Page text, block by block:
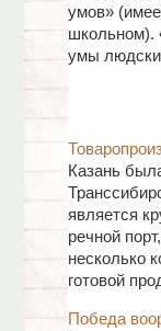
умов»
школьном).
умы
Казань
является
речной
несколько
готовой
Победа